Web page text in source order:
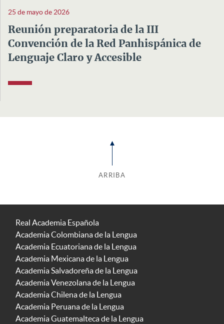
25 de mayo de 2026
Reunión preparatoria de la III
Convención de la Red Panhispánica de
Lenguaje Claro y Accesible
ARRIBA
Real Academia Española
Academia Colombiana de la Lengua
Academia Ecuatoriana de la Lengua
Academia Mexicana de la Lengua
Academia Salvadoreña de la Lengua
Academia Venezolana de la Lengua
Academia Chilena de la Lengua
Academia Peruana de la Lengua
Academia Guatemalteca de la Lengua